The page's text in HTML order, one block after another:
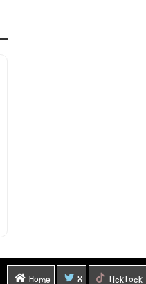
Home X TickTock